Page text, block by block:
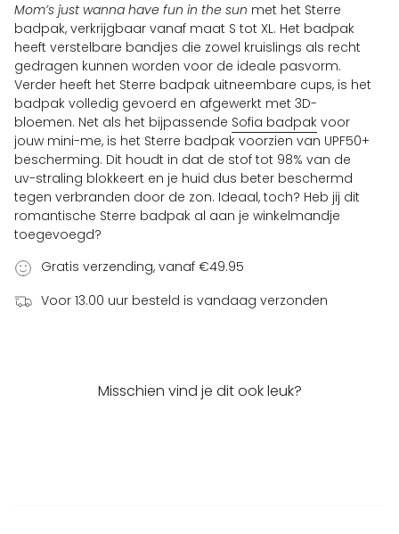
Mom’s just wanna have fun in the sun met het Sterre
badpak, verkrijgbaar vanaf maat S tot XL. Het badpak
heeft verstelbare bandjes die zowel kruislings als recht
gedragen kunnen worden voor de ideale pasvorm.
Verder heeft het Sterre badpak uitneembare cups, is het
badpak volledig gevoerd en afgewerkt met 3D-
bloemen. Net als het bijpassende Sofia badpak voor
jouw mini-me, is het Sterre badpak voorzien van UPF50+
bescherming. Dit houdt in dat de stof tot 98% van de
uv-straling blokkeert en je huid dus beter beschermd
tegen verbranden door de zon. Ideaal, toch? Heb jij dit
romantische Sterre badpak al aan je winkelmandje
toegevoegd?
Gratis verzending, vanaf €49.95
Voor 13.00 uur besteld is vandaag verzonden
Misschien vind je dit ook leuk?